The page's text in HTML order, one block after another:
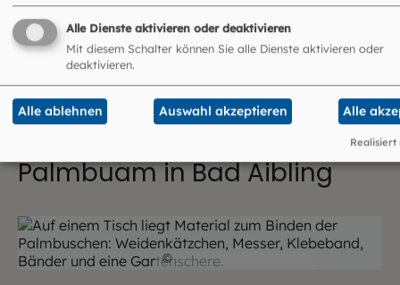
Feld gestellt, um damit den Segen zu erbitten“, erzählt
Moderegger. Er ist sehr dankbar, dass Buben und
heute an diesem Brauchtum festhalten, „weil die Kinder
Menschen einfach eine große Freude bringen“.
Palmbuam in Bad Aibling
© Robert Kiderle / EOM
Alle Dienste aktivieren oder deaktivieren
Mit diesem Schalter können Sie alle Dienste aktivieren oder
deaktivieren.
Alle ablehnen Auswahl akzeptieren Alle
Realisiert